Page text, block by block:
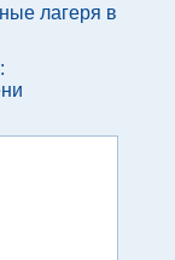
лагеря в